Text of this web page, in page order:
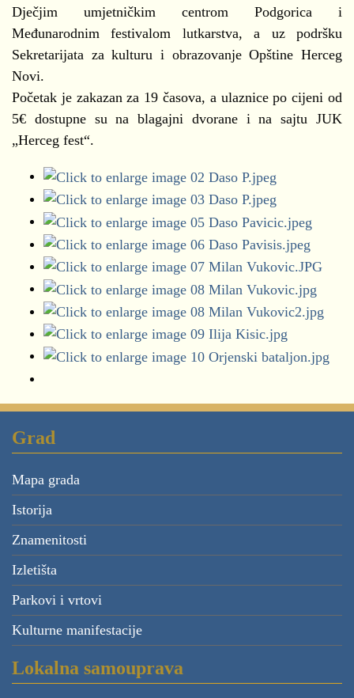
Dječjim umjetničkim centrom Podgorica i
Međunarodnim festivalom lutkarstva, a uz podršku
Sekretarijata za kulturu i obrazovanje Opštine Herceg
Novi.
Početak je zakazan za 19 časova, a ulaznice po cijeni od
5€ dostupne su na blagajni dvorane i na sajtu JUK
„Herceg fest“.
Grad
Mapa grada
Istorija
Znamenitosti
Izletišta
Parkovi i vrtovi
Kulturne manifestacije
Lokalna samouprava